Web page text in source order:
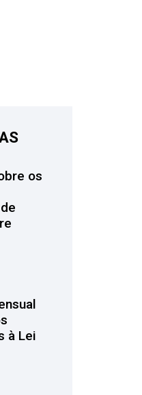
os
à Lei